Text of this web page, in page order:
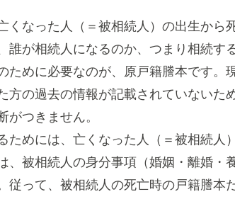
くなった人（＝被相続人）の出生から
誰が相続人になるのか、つまり相続す
ために必要なのが、原戸籍謄本です。
方の過去の情報が記載されていないた
がつきません。
ためには、亡くなった人（＝被相続人
、被相続人の身分事項（婚姻・離婚・
従って、被相続人の死亡時の戸籍謄本